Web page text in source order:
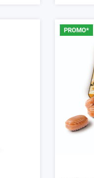
PROMO*